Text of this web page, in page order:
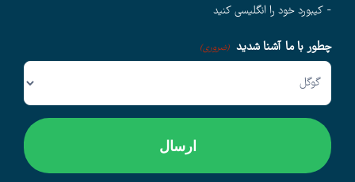
- کیبورد خود را انگلیسی کنید
چطور با ما آشنا شدید (ضروری)